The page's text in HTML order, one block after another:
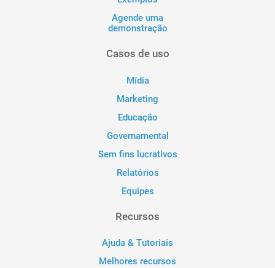
Agende uma
demonstração
Casos de uso
Mídia
Marketing
Educação
Governamental
Sem fins lucrativos
Relatórios
Equipes
Recursos
Ajuda & Tutoriais
Melhores recursos